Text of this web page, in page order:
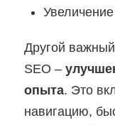
Увеличение
Другой
SEO –
опыта. Это
навигацию,